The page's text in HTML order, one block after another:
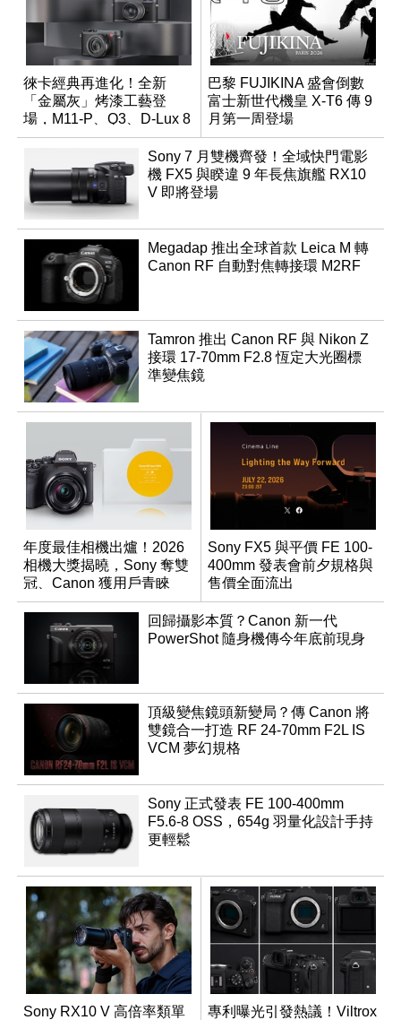
徠卡經典再進化！全新
「金屬灰」烤漆工藝登
場，M11-P、Q3、D-Lux 8
領銜換裝
巴黎 FUJIKINA 盛會倒數
富士新世代機皇 X-T6 傳 9
月第一周登場
Sony 7 月雙機齊發！全域快門電影
機 FX5 與睽違 9 年長焦旗艦 RX10
V 即將登場
Megadap 推出全球首款 Leica M 轉
Canon RF 自動對焦轉接環 M2RF
Tamron 推出 Canon RF 與 Nikon Z
接環 17-70mm F2.8 恆定大光圈標
準變焦鏡
年度最佳相機出爐！2026
相機大獎揭曉，Sony 奪雙
冠、Canon 獲用戶青睞
Sony FX5 與平價 FE 100-
400mm 發表會前夕規格與
售價全面流出
回歸攝影本質？Canon 新一代
PowerShot 隨身機傳今年底前現身
頂級變焦鏡頭新變局？傳 Canon 將
雙鏡合一打造 RF 24-70mm F2L IS
VCM 夢幻規格
Sony 正式發表 FE 100-400mm
F5.6-8 OSS，654g 羽量化設計手持
更輕鬆
Sony RX10 V 高倍率類單
專利曝光引發熱議！Viltrox